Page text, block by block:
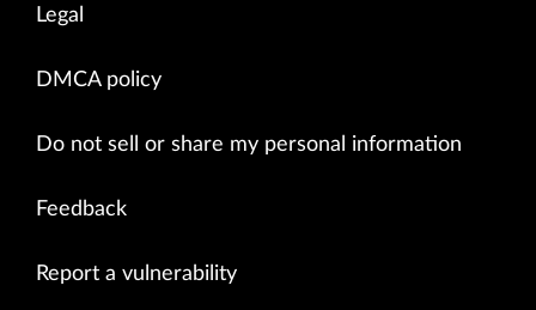
Legal
DMCA policy
Do not sell or share my personal information
Feedback
Report a vulnerability